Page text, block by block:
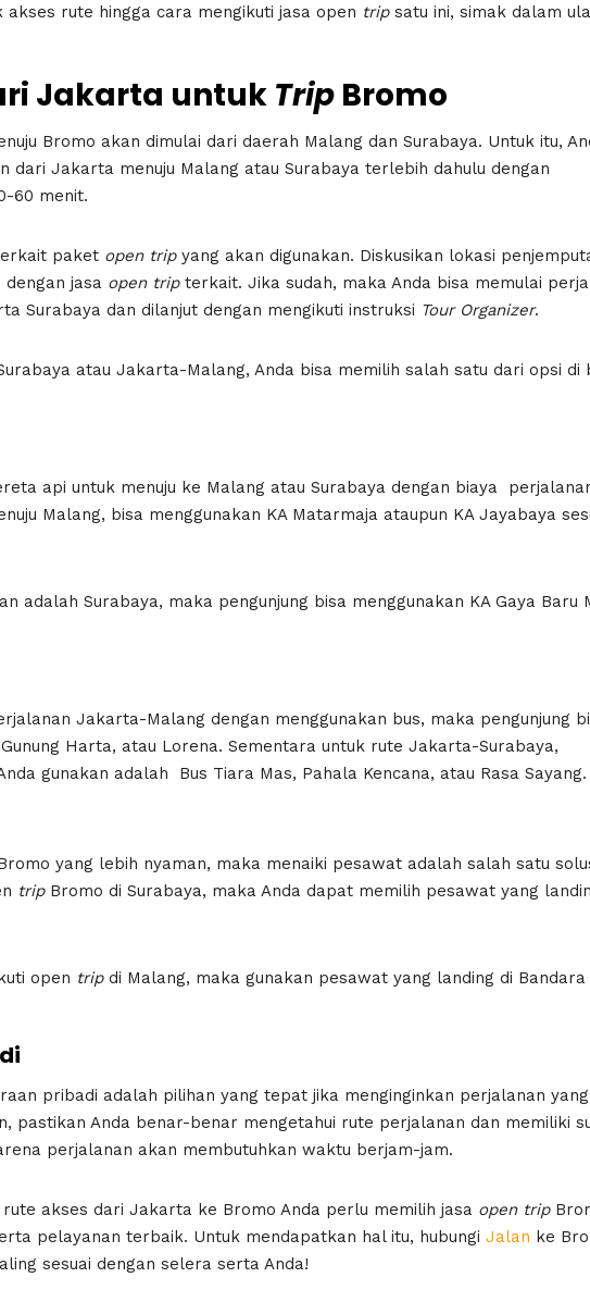
akses rute hingga cara mengikuti jasa open tripsatu ini, simak dalam
Jakarta untuk Trip Bromo
Bromo akan dimulai dari daerah Malang dan Surabaya. Untuk itu,
dari Jakarta menuju Malang atau Surabaya terlebih dahulu dengan
60 menit.
paket open tripyang akan digunakan. Diskusikan lokasi
jasa open tripterkait. Jika sudah, maka Anda bisa memulai
Surabaya dan dilanjut dengan mengikuti instruksi Tour Organizer.
atau Jakarta-Malang, Anda bisa memilih salah satu dari opsi di
api untuk menuju ke Malang atau Surabaya dengan biaya
Malang, bisa menggunakan KA Matarmaja ataupun KA Jayabaya
adalah Surabaya, maka pengunjung bisa menggunakan KA Gaya Baru
Jakarta-Malang dengan menggunakan bus, maka pengunjung
Harta, atau Lorena. Sementara untuk rute Jakarta-Surabaya,
gunakan adalah Bus Tiara Mas, Pahala Kencana, atau Rasa Sayang.
yang lebih nyaman, maka menaiki pesawat adalah salah satu
tripBromo di Surabaya, maka Anda dapat memilih pesawat yang
open tripdi Malang, maka gunakan pesawat yang landing di Bandara
pribadi adalah pilihan yang tepat jika menginginkan perjalanan
pastikan Anda benar-benar mengetahui rute perjalanan dan memiliki
perjalanan akan membutuhkan waktu berjam-jam.
akses dari Jakarta ke Bromo Anda perlu memilih jasa open trip
pelayanan terbaik. Untuk mendapatkan hal itu, hubungi Jalan ke
sesuai dengan selera serta Anda!